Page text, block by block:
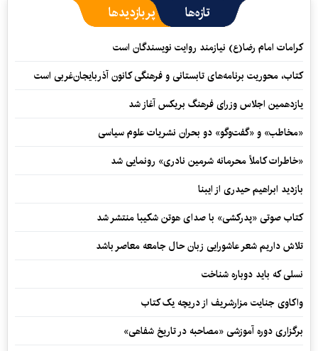
تازه‌ها پربازدیدها
کرامات امام رضا(ع) نیازمند روایت نویسندگان است
کتاب، محوریت برنامه‌های تابستانی و فرهنگی کانون آذربایجان‌غربی است
یازدهمین اجلاس وزرای فرهنگ بریکس آغاز شد
«مخاطب» و «گفت‌وگو» دو بحران نشریات علوم سیاسی
«خاطرات کاملاً محرمانه شرمین نادری» رونمایی شد
بازدید ابراهیم حیدری از ایبنا
کتاب صوتی «پدرکشی» با صدای هوتن شکیبا منتشر شد
تلاش داریم شعر عاشورایی زبان حال جامعه معاصر باشد
نسلی که باید دوباره شناخت
واکاوی جنایت مزارشریف از دریچه یک کتاب
برگزاری دوره آموزشی «مصاحبه در تاریخ شفاهی»